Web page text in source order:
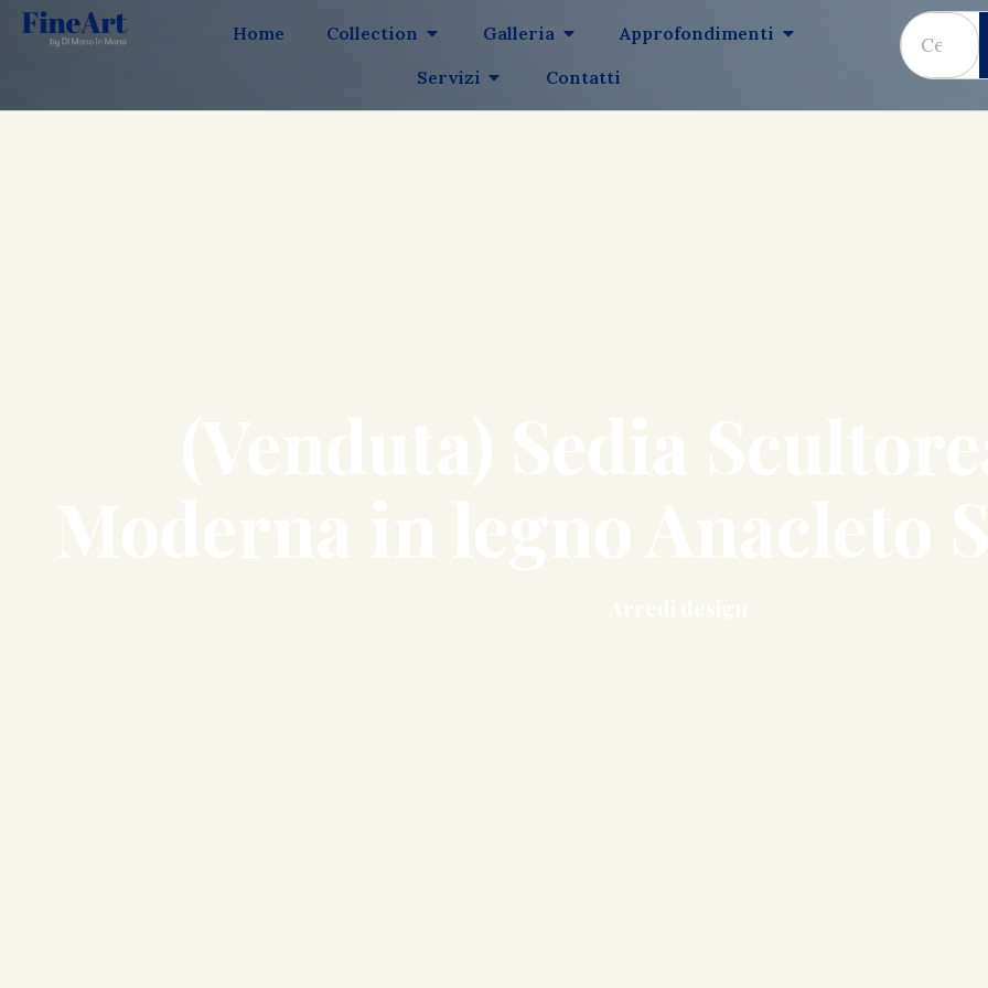
Home Collection Galleria
Approfondimenti
Servizi
Contatti